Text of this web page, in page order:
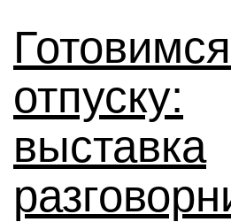
отпуску:
выставка